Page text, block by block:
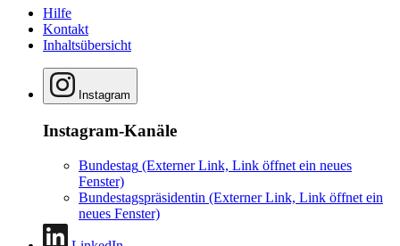
Hilfe
Kontakt
Inhaltsübersicht
Instagram
Instagram-Kanäle
Bundestag (Externer Link, Link öffnet ein neues
Fenster)
Bundestagspräsidentin (Externer Link, Link öffnet ein
neues Fenster)